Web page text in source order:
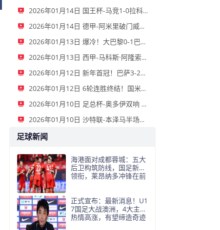
2026年01月14日 国王杯-马竞1-0拉科鲁尼亚 格列兹曼十分角任意球破门+远射中横梁
2026年01月14日 德甲-阿米里破门威德默建功 美因茨2-1海登海姆
2026年01月13日 爆冷！大巴黎0-1巴黎FC止步法国杯32强 登贝莱失单刀埃梅里中框
2026年01月13日 西甲-马科斯·阿隆索点射制胜 塞尔塔客场1-0塞维利亚
2026年01月12日 新年首冠！巴萨3-2皇马卫冕西超杯 拉菲尼亚双响维尼修斯一条龙
2026年01月12日 6轮连胜终结！国米2-2那不勒斯 麦克托米奈双响恰20点射孔蒂染红
2026年01月10日 足总杯-奥多伊双响 点球大战诺丁汉森林6-7雷克瑟姆
2026年01月10日 沙特联-本泽马半场戴帽 吉达联合4-0拉斯永恒
足球新闻
海港面对成都蓉城：五大
后卫构筑防线，国足新人
领衔，莱昂纳多冲锋在前
正式宣布：最新消息！U1
7国足大战澳洲，4大主力
热情高涨，有望缔造奇迹